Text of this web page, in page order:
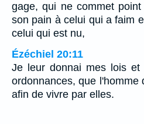
gage, qui ne commet
son pain à celui qui a faim
celui qui est nu,
Ézéchiel 20:11
Je leur donnai mes lois
ordonnances, que l'homme
afin de vivre par elles.